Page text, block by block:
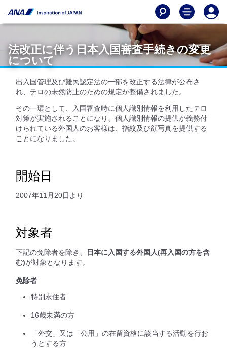
法改正に伴う日本入国審査手続きの変更
について
出入国管理及び難民認定法の一部を改正する法律が公布さ
れ、テロの未然防止のための規定が整備されました。
その一環として、入国審査時に個人識別情報を利用したテロ
対策が実施されることになり、個人識別情報の提供が義務付
けられている外国人のお客様は、指紋及び顔写真を提供する
ことになりました。
開始日
2007年11月20日より
対象者
下記の免除者を除き、
日本に入国する外国人(再入国の方を含
む)が対象となります。
免除者
特別永住者
16歳未満の方
「外交」又は「公用」の在留資格に該当する活動を行お
うとする方